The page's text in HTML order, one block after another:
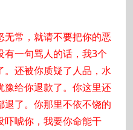
无常，就请不要把你的恶
有一句骂人的话，我3个
还被你质疑了人品，水
豫给你退款了。你这里还
了。你那里不依不饶的
吓唬你，我要你命能干